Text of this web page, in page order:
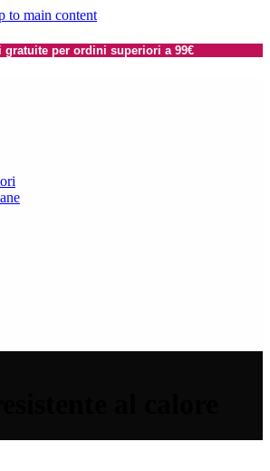
to main content
gratuite per ordini superiori a 99€